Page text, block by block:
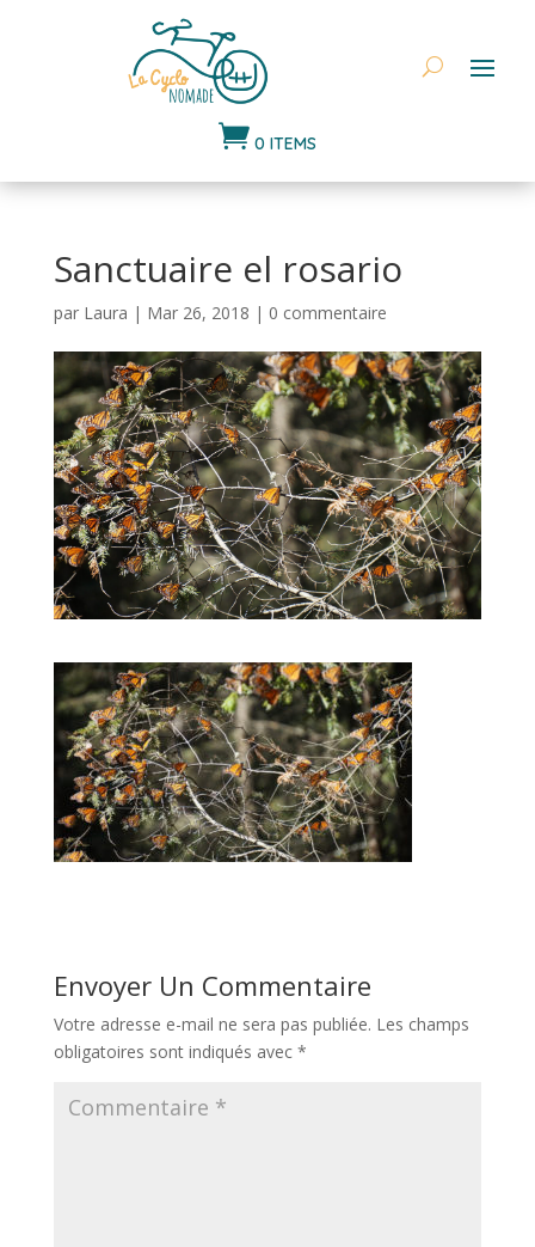
 0 ITEMS
Sanctuaire el rosario
par Laura | Mar 26, 2018 | 0 commentaire
Envoyer Un Commentaire
Votre adresse e-mail ne sera pas publiée. Les champs
obligatoires sont indiqués avec *